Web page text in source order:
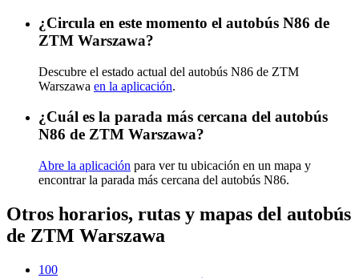
¿Circula en este momento el autobús N86 de
ZTM Warszawa?
Descubre el estado actual del autobús N86 de ZTM
Warszawa en la aplicación.
¿Cuál es la parada más cercana del autobús
N86 de ZTM Warszawa?
Abre la aplicación para ver tu ubicación en un mapa y
encontrar la parada más cercana del autobús N86.
Otros horarios, rutas y mapas del autobús
de ZTM Warszawa
100